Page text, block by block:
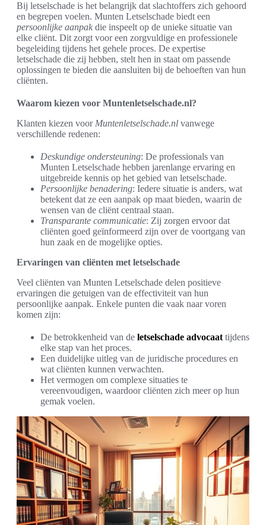
Bij letselschade is het belangrijk dat slachtoffers zich gehoord
en begrepen voelen. Munten Letselschade biedt een
persoonlijke aanpak die inspeelt op de unieke situatie van
elke cliënt. Dit zorgt voor een zorgvuldige en professionele
begeleiding tijdens het gehele proces. De expertise
letselschade die zij hebben, stelt hen in staat om passende
oplossingen te bieden die aansluiten bij de behoeften van hun
cliënten.
Waarom kiezen voor Muntenletselschade.nl?
Klanten kiezen voor Muntenletselschade.nl vanwege
verschillende redenen:
Deskundige ondersteuning: De professionals van
Munten Letselschade hebben jarenlange ervaring en
uitgebreide kennis op het gebied van letselschade.
Persoonlijke benadering: Iedere situatie is anders, wat
betekent dat ze een aanpak op maat bieden, waarin de
wensen van de cliënt centraal staan.
Transparante communicatie: Zij zorgen ervoor dat
cliënten goed geïnformeerd zijn over de voortgang van
hun zaak en de mogelijke opties.
Ervaringen van cliënten met letselschade
Veel cliënten van Munten Letselschade delen positieve
ervaringen die getuigen van de effectiviteit van hun
persoonlijke aanpak. Enkele punten die vaak naar voren
komen zijn:
De betrokkenheid van de letselschade advocaat tijdens
elke stap van het proces.
Een duidelijke uitleg van de juridische procedures en
wat cliënten kunnen verwachten.
Het vermogen om complexe situaties te
vereenvoudigen, waardoor cliënten zich meer op hun
gemak voelen.